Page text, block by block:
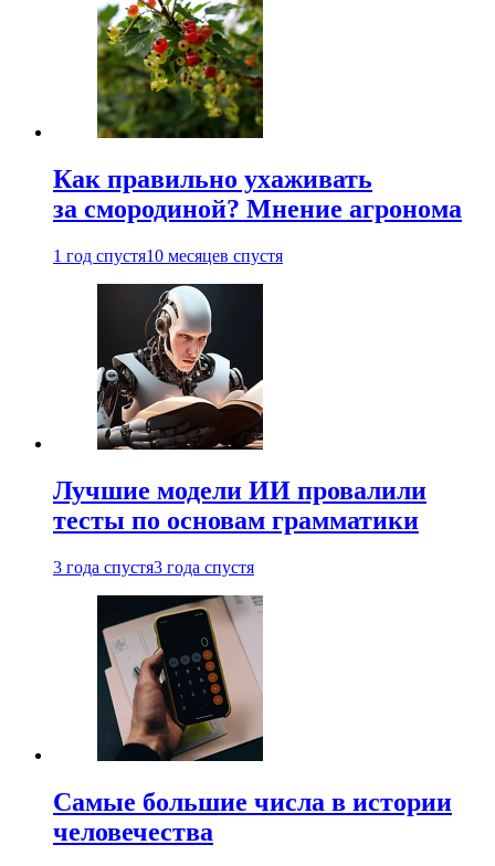
Как правильно ухаживать
за смородиной? Мнение агронома
1 год спустя10 месяцев спустя
Лучшие модели ИИ провалили
тесты по основам грамматики
3 года спустя3 года спустя
Самые большие числа в истории
человечества